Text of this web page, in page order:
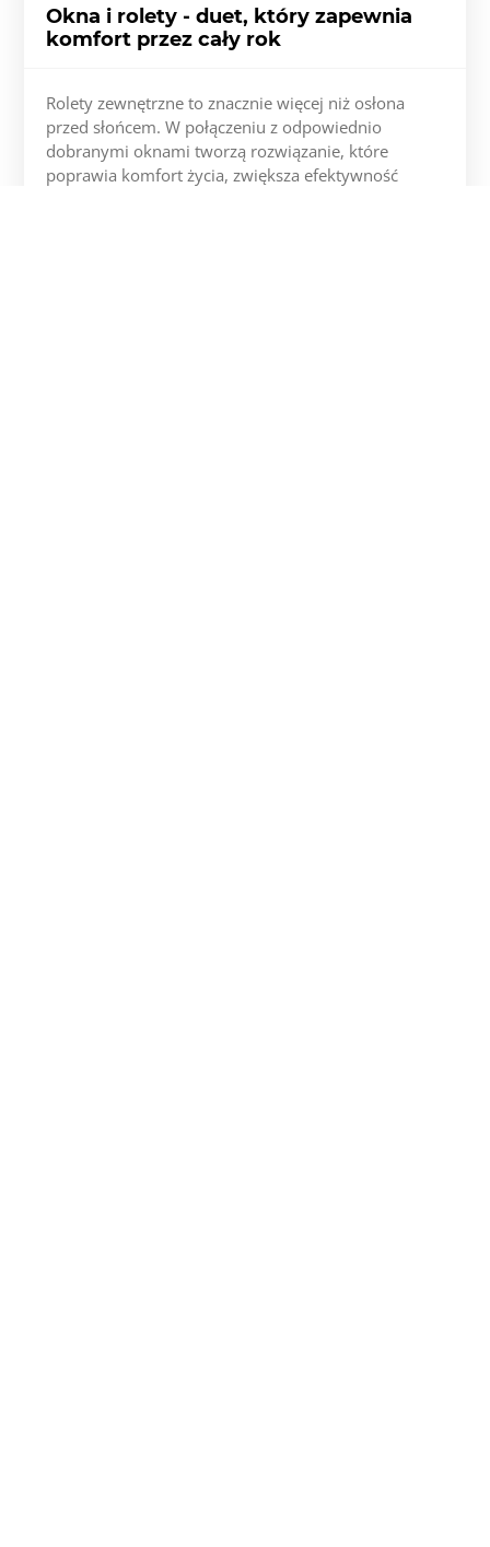
Okna i rolety - duet, który zapewnia
komfort przez cały rok
Rolety zewnętrzne to znacznie więcej niż osłona
przed słońcem. W połączeniu z odpowiednio
dobranymi oknami tworzą rozwiązanie, które
poprawia komfort życia, zwiększa efektywność